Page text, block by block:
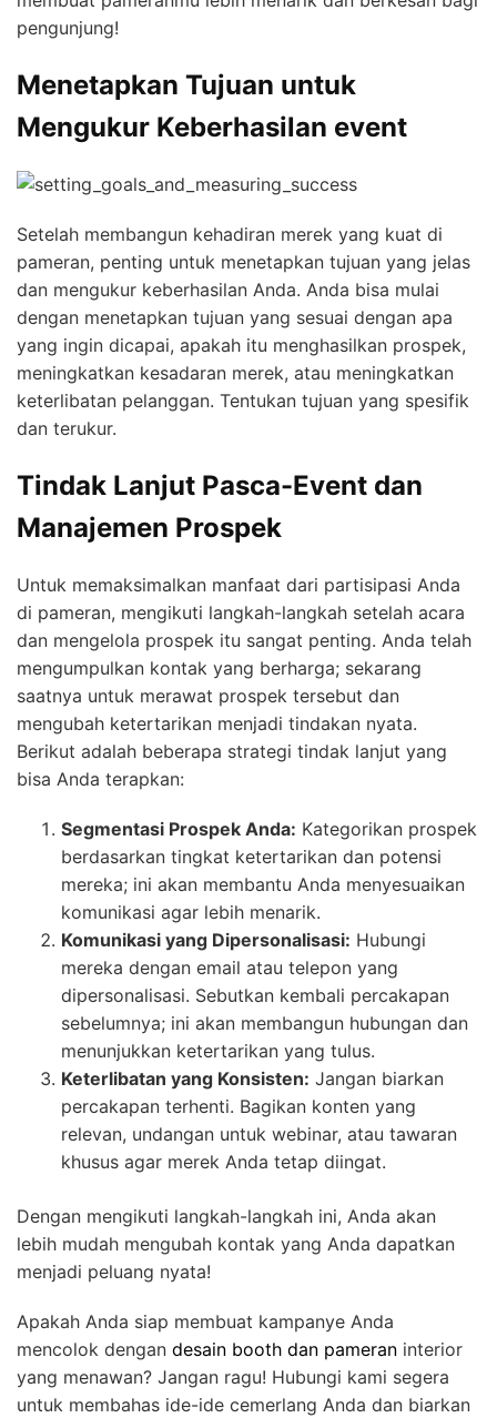
pengunjung!
Menetapkan Tujuan untuk
Mengukur Keberhasilan event
Setelah membangun kehadiran merek yang kuat di
pameran, penting untuk menetapkan tujuan yang jelas
dan mengukur keberhasilan Anda. Anda bisa mulai
dengan menetapkan tujuan yang sesuai dengan apa
yang ingin dicapai, apakah itu menghasilkan prospek,
meningkatkan kesadaran merek, atau meningkatkan
keterlibatan pelanggan. Tentukan tujuan yang spesifik
dan terukur.
Tindak Lanjut Pasca-Event dan
Manajemen Prospek
Untuk memaksimalkan manfaat dari partisipasi Anda
di pameran, mengikuti langkah-langkah setelah acara
dan mengelola prospek itu sangat penting. Anda telah
mengumpulkan kontak yang berharga; sekarang
saatnya untuk merawat prospek tersebut dan
mengubah ketertarikan menjadi tindakan nyata.
Berikut adalah beberapa strategi tindak lanjut yang
bisa Anda terapkan:
Segmentasi Prospek Anda: Kategorikan prospek
berdasarkan tingkat ketertarikan dan potensi
mereka; ini akan membantu Anda menyesuaikan
komunikasi agar lebih menarik.
Komunikasi yang Dipersonalisasi: Hubungi
mereka dengan email atau telepon yang
dipersonalisasi. Sebutkan kembali percakapan
sebelumnya; ini akan membangun hubungan dan
menunjukkan ketertarikan yang tulus.
Keterlibatan yang Konsisten: Jangan biarkan
percakapan terhenti. Bagikan konten yang
relevan, undangan untuk webinar, atau tawaran
khusus agar merek Anda tetap diingat.
Dengan mengikuti langkah-langkah ini, Anda akan
lebih mudah mengubah kontak yang Anda dapatkan
menjadi peluang nyata!
Apakah Anda siap membuat kampanye Anda
mencolok dengan desain booth dan pameran interior
yang menawan? Jangan ragu! Hubungi kami segera
untuk membahas ide-ide cemerlang Anda dan biarkan